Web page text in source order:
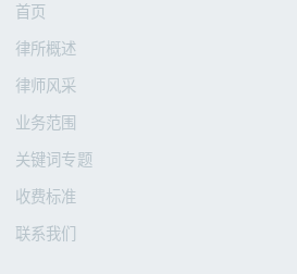
首页
律所概述
律师风采
业务范围
关键词专题
收费标准
联系我们